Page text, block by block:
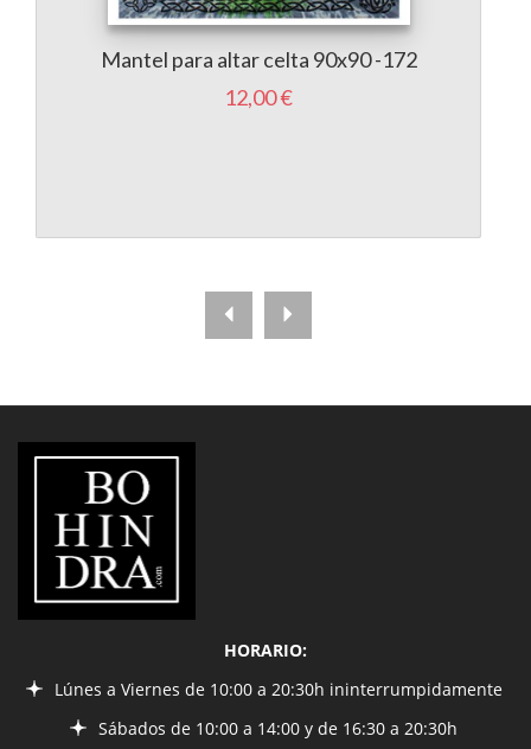
Mantel para altar celta 90x90 -172
12,00 €
LIBRERÍA
BOHINDRA
HORARIO:
Lúnes a Viernes de 10:00 a 20:30h ininterrumpidamente
Sábados de 10:00 a 14:00 y de 16:30 a 20:30h